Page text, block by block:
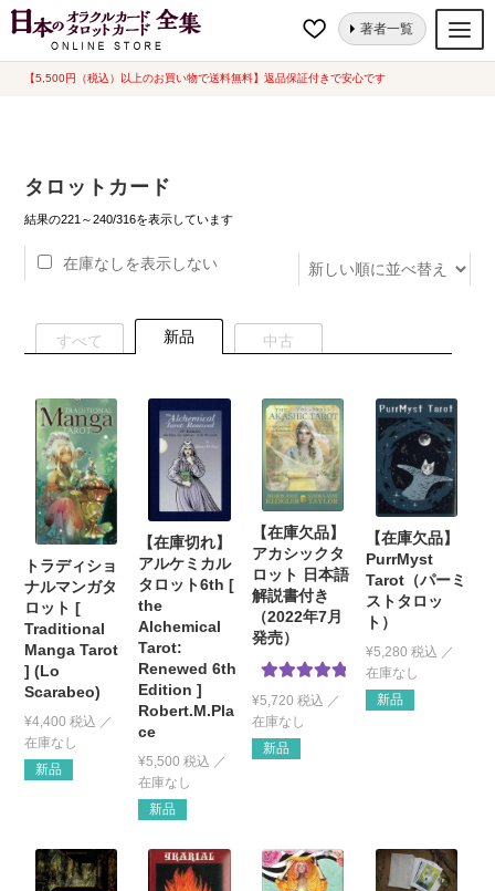
【5,500円（税込）以上のお買い物で送料無料】返品保証付きで安心です
ナ
コ
著者一覧
オラクルカード
ルノルマンカード
トランプ
セット
中古一覧
希少品
書籍
カード関連グッズ
ホーム タロットカード ページ 12
タロットカード
結果の221～240/316を表示しています新
在庫なしを表示しない
すべて 新品 中古
トラディショ
ナルマンガタ
ロット [
Traditional
Manga Tarot
] (Lo
Scarabeo)
¥4,400 税込
新品
【在庫切れ】
アルケミカル
タロット6th [
the
Alchemical
Tarot:
Renewed 6th
Edition ]
Robert.M.Pla
ce
¥5,500 税込
新品
【在庫欠品】
アカシックタ
ロット 日本語
解説書付き
（2022年7月
発売）
5段階中5.00
の評価
¥5,720 税込
新品
【在庫欠品】
PurrMyst
Tarot（パーミ
ストタロッ
ト）
¥5,280 税込
新品